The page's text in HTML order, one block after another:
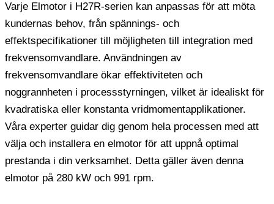
Varje Elmotor i H27R-serien kan anpassas för att möta
kundernas behov, från spännings- och
effektspecifikationer till möjligheten till integration med
frekvensomvandlare. Användningen av
frekvensomvandlare ökar effektiviteten och
noggrannheten i processstyrningen, vilket är idealiskt för
kvadratiska eller konstanta vridmomentapplikationer.
Våra experter guidar dig genom hela processen med att
välja och installera en elmotor för att uppnå optimal
prestanda i din verksamhet. Detta gäller även denna
elmotor på 280 kW och 991 rpm.